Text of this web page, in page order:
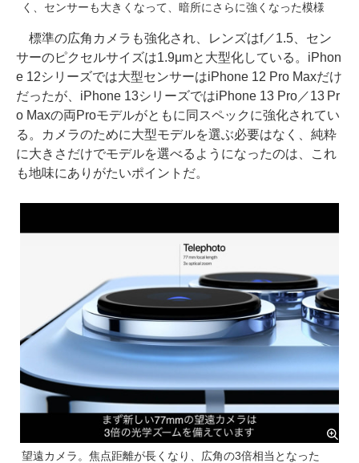
く、センサーも大きくなって、暗所にさらに強くなった模様
標準の広角カメラも強化され、レンズはf／1.5、セン
サーのピクセルサイズは1.9μmと大型化している。iPhon
e 12シリーズでは大型センサーはiPhone 12 Pro Maxだけ
だったが、iPhone 13シリーズではiPhone 13 Pro／13 Pr
o Maxの両Proモデルがともに同スペックに強化されてい
る。カメラのために大型モデルを選ぶ必要はなく、純粋
に大きさだけでモデルを選べるようになったのは、これ
も地味にありがたいポイントだ。
望遠カメラ。焦点距離が長くなり、広角の3倍相当となった